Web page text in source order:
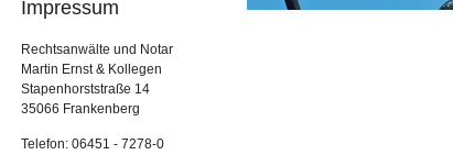
Impressum
Rechtsanwälte und Notar
Martin Ernst & Kollegen
Stapenhorststraße 14
35066 Frankenberg
Telefon: 06451 - 7278-0